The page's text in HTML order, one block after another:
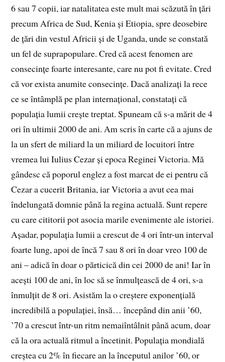
6 sau 7 copii, iar natalitatea este mult mai scăzută în țări
precum Africa de Sud, Kenia și Etiopia, spre deosebire
de țări din vestul Africii și de Uganda, unde se constată
un fel de suprapopulare. Cred că acest fenomen are
consecințe foarte interesante, care nu pot fi evitate. Cred
că vor exista anumite consecințe. Dacă analizați la rece
ce se întâmplă pe plan internațional, constatați că
populația lumii crește treptat. Spuneam că s-a mărit de 4
ori în ultimii 2000 de ani. Am scris în carte că a ajuns de
la un sfert de miliard la un miliard de locuitori între
vremea lui Iulius Cezar și epoca Reginei Victoria. Mă
gândesc că poporul englez a fost marcat de ei pentru că
Cezar a cucerit Britania, iar Victoria a avut cea mai
îndelungată domnie până la regina actuală. Sunt repere
cu care cititorii pot asocia marile evenimente ale istoriei.
Așadar, populația lumii a crescut de 4 ori într-un interval
foarte lung, apoi de încă 7 sau 8 ori în doar vreo 100 de
ani – adică în doar o părticică din cei 2000 de ani! Iar în
acești 100 de ani, în loc să se înmulțească de 4 ori, s-a
înmulțit de 8 ori. Asistăm la o creștere exponențială
incredibilă a populației, însă… începând din anii ’60,
’70 a crescut într-un ritm nemaiîntâlnit până acum, doar
că la ora actuală ritmul a încetinit. Populația mondială
creștea cu 2% în fiecare an la începutul anilor ’60, or